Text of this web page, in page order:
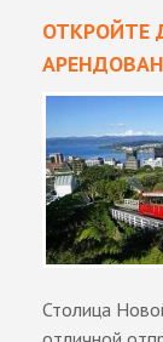
ОТКРОЙТЕ
Столица